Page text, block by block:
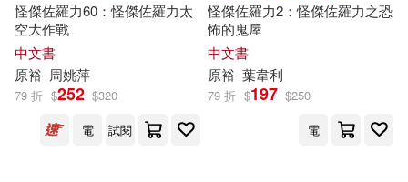
佐佐木剛士(1) 原研哉(1)
原裕、內野智仁、植木耕太(1)
吉田庄一郎(1) 大和田俊之(1)
インプレス(1)
イーネット・フロンティア(1)
怪傑佐羅力60：怪傑佐羅力太
空大作戰
中文書
原裕 周姚萍
79 折 $252 $320
電
試閱
怪傑佐羅力2：怪傑佐羅力之恐
怖的鬼屋
中文書
原裕 葉韋利
79 折 $197 $250
電